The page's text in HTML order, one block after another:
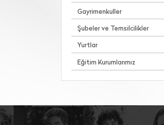
Gayrimenkuller
Şubeler ve Temsilcilikler
Yurtlar
Eğitim Kurumlarımız